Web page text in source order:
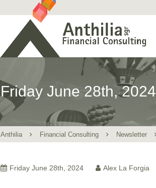
Friday June 28th, 2024
Anthilia Financial Consulting Newsletter
Friday June 28th, 2024 Alex La Forgia